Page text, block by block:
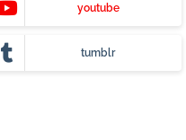
youtube
tumblr